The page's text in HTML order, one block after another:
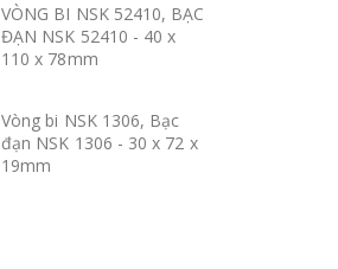
VÒNG BI NSK 52410, BẠC
ĐẠN NSK 52410 - 40 x
110 x 78mm
Vòng bi NSK 1306, Bạc
đạn NSK 1306 - 30 x 72 x
19mm